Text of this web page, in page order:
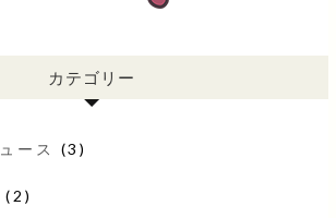
カテゴリー
ース (3)
(2)